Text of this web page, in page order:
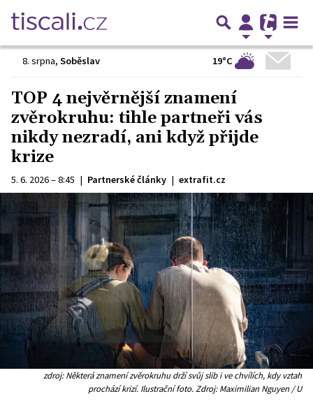
8. srpna, Soběslav 19°C
TOP 4 nejvěrnější znamení
zvěrokruhu: tihle partneři vás
nikdy nezradí, ani když přijde
krize
5. 6. 2026 – 8:45 | Partnerské články | extrafit.cz
zdroj: Některá znamení zvěrokruhu drží svůj slib i ve chvílích, kdy vztah
prochází krizí. Ilustrační foto. Zdroj: Maximilian Nguyen / U